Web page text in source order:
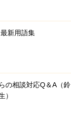
新用語集
の相談対応Q＆A（鈴
）